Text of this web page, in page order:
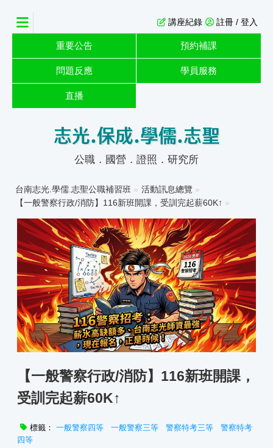
註冊 / 登入
講座紀錄
重要公告 預約補課
問題反應 學員服務
直播
志光.保成.學儒.志聖
公職．國營．證照．研究所
台南志光.學儒.志聖公職補習班 » 活動訊息總覽 »
【一般警察行政/消防】116新班開課，受訓完起薪60K↑ »
【一般警察行政/消防】116新班開課，
受訓完起薪60K↑
標籤：一般警察四等 一般警察三等 警察特考三等
警察特考
四等